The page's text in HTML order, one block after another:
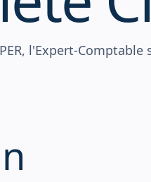
développement
l'Expert-